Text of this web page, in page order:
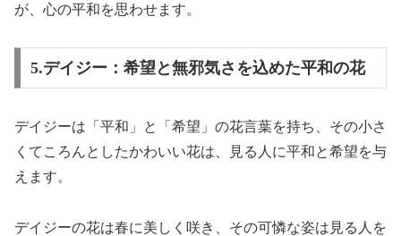
が、心の平和を思わせます。
5.デイジー：希望と無邪気さを込めた平和の花
デイジーは「平和」と「希望」の花言葉を持ち、その小さ
くてころんとしたかわいい花は、見る人に平和と希望を与
えます。
デイジーの花は春に美しく咲き、その可憐な姿は見る人を